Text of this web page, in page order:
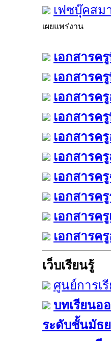
เฟซบุ๊คสม
เผยแพร่งาน
เอกสารค
เอกสารค
เอกสารค
เอกสารค
เอกสารค
เอกสารค
เอกสารค
เอกสารค
เอกสารค
เอกสารค
เว็บเรียนรู้
ศูนย์การเ
บทเรียนอ
ระดับชั้นมัธ